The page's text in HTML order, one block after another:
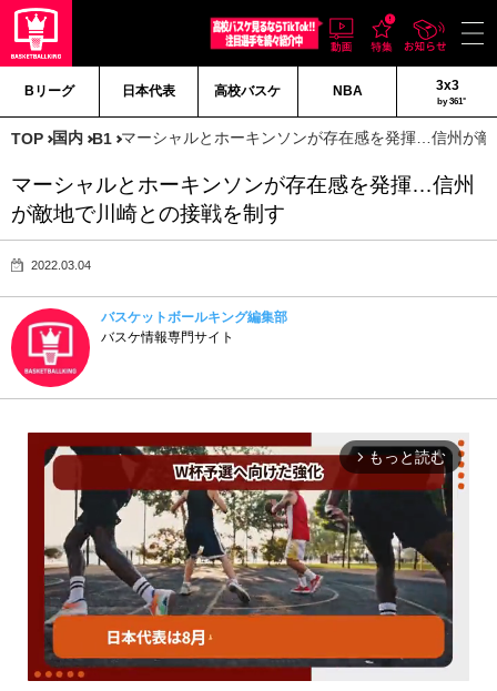
Bリーグ 日本代表 高校バスケ NBA 3x3
by 361°
TOP 国内 B1 マーシャルとホーキンソンが存在感を発揮…信州が
マーシャルとホーキンソンが存在感を発揮…信州
が敵地で川崎との接戦を制す
2022.03.04
バスケットボールキング編集部
バスケ情報専門サイト
arrow_forward_ios もっと読む